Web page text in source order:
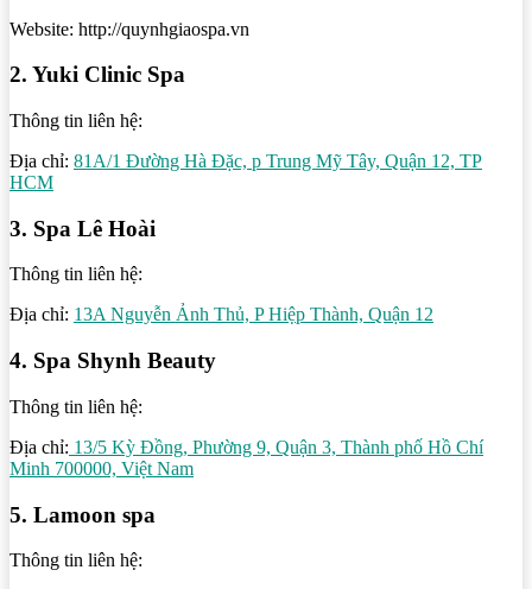
Website: http://quynhgiaospa.vn
2. Yuki Clinic Spa
Thông tin liên hệ:
Địa chỉ: 81A/1 Đường Hà Đặc, p Trung Mỹ Tây, Quận 12, TP
HCM
3. Spa Lê Hoài
Thông tin liên hệ:
Địa chỉ: 13A Nguyễn Ảnh Thủ, P Hiệp Thành, Quận 12
4. Spa Shynh Beauty
Thông tin liên hệ:
Địa chỉ: 13/5 Kỳ Đồng, Phường 9, Quận 3, Thành phố Hồ Chí
Minh 700000, Việt Nam
5. Lamoon spa
Thông tin liên hệ: